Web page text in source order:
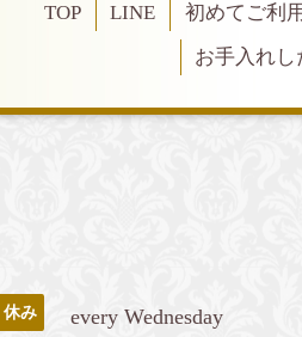
TOP LINE
初めてご利
お手入れ
休み every Wednesday